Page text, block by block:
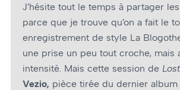
J’hésite tout le temps à partager
parce que je trouve qu’on a fait le
enregistrement de style La
une prise un peu tout croche, mais
intensité. Mais cette session de
Vezio, pièce tirée du dernier album